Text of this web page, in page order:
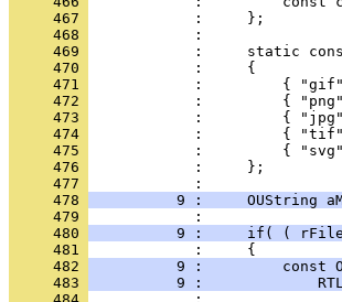
     467
     468
     469
     470
     471
     472
     473
     474
     475
     476
     477
     478
9 :     OUString
     479
     480
9 :     if( (
     481
     482
9 :         const
     483
9 :